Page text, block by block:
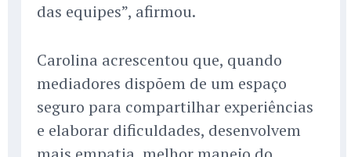
das equipes”, afirmou.
Carolina acrescentou que, quando
mediadores dispõem de um espaço
seguro para compartilhar experiências
e elaborar dificuldades, desenvolvem